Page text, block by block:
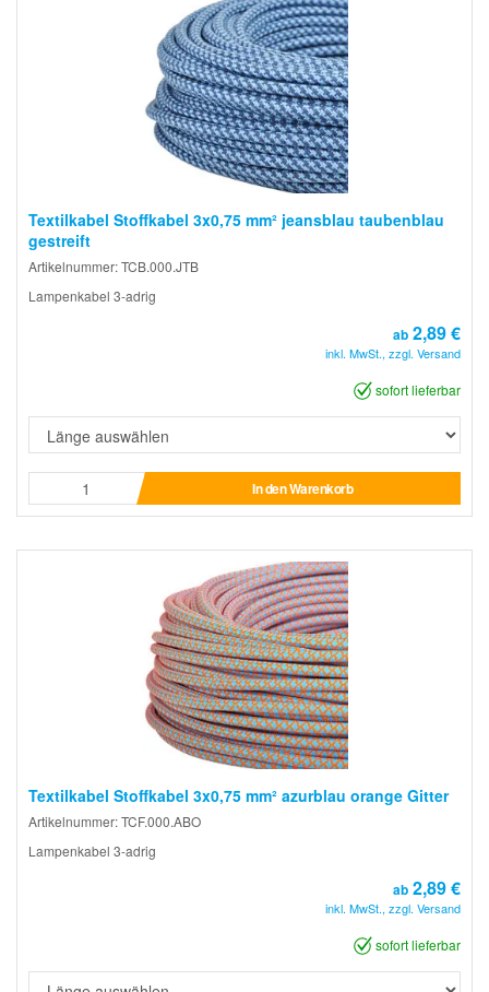
Textilkabel Stoffkabel 3x0,75 mm² jeansblau taubenblau
gestreift
Artikelnummer: TCB.000.JTB
Lampenkabel 3-adrig
ab 2,89 €
inkl. MwSt., zzgl. Versand
sofort lieferbar
In den Warenkorb
Textilkabel Stoffkabel 3x0,75 mm² azurblau orange Gitter
Artikelnummer: TCF.000.ABO
Lampenkabel 3-adrig
ab 2,89 €
inkl. MwSt., zzgl. Versand
sofort lieferbar